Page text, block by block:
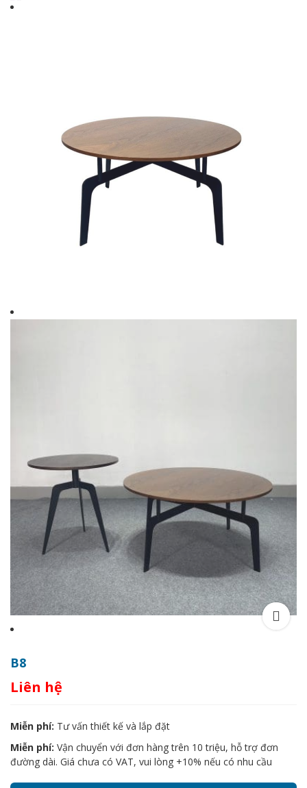
B8
Liên hệ
Miễn phí: Tư vấn thiết kế và lắp đặt
Miễn phí: Vận chuyển với đơn hàng trên 10 triệu, hỗ trợ đơn
đường dài. Giá chưa có VAT, vui lòng +10% nếu có nhu cầu